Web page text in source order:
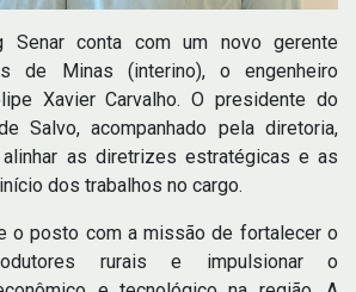
Senar conta com um novo gerente
de Minas (interino), o engenheiro
Xavier Carvalho. O presidente do
Salvo, acompanhado pela diretoria,
as diretrizes estratégicas e as
dos trabalhos no cargo.
o posto com a missão de fortalecer o
rurais e impulsionar o